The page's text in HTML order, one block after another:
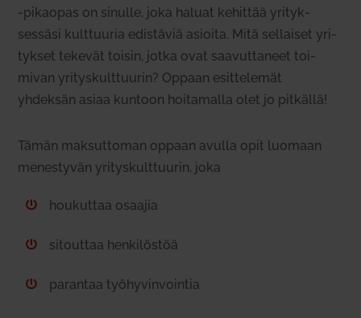
‑pikaopas on sinulle, joka haluat kehittää yri­tyk­
sessäsi kult­tuuria edis­täviä asioita. Mitä sel­laiset yri­
tykset tekevät toisin, jotka ovat saa­vut­taneet toi­
mivan yri­tys­kult­tuurin? Oppaan esit­te­lemät
yhdeksän asiaa kuntoon hoi­ta­malla olet jo pit­källä!
Tämän mak­sut­toman oppaan avulla opit luomaan
menes­tyvän yri­tys­kult­tuurin, joka
 hou­kuttaa osaajia
 sitouttaa hen­ki­löstöä
 parantaa työ­hy­vin­vointia